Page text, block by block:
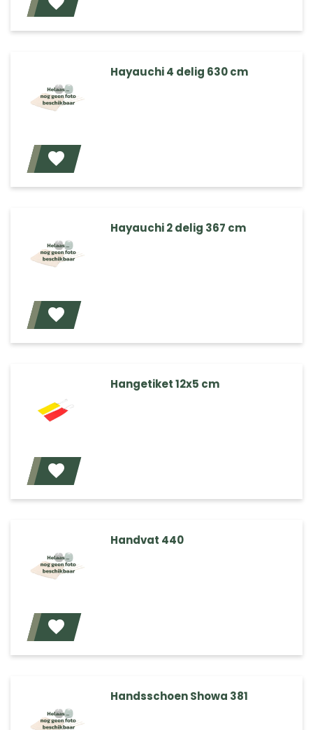
Hayauchi 4 delig 630 cm
Hayauchi 2 delig 367 cm
Hangetiket 12x5 cm
Handvat 440
Handsschoen Showa 381